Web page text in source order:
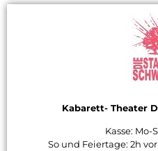
Kabarett- Theater
Kasse: Mo-
So und Feiertage: 2h